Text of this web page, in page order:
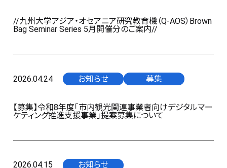
//九州大学アジア・オセアニア研究教育機（Q-AOS）Brown
Bag Seminar Series 5月開催分のご案内//
2026.04.24 お知らせ 募集
【募集】令和8年度「市内観光関連事業者向けデジタルマー
ケティング推進支援事業」提案募集について
2026.04.15 お知らせ